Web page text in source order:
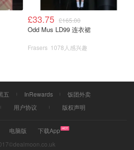
£33.75 £165.00
Odd Mus LD99 连衣裙
Frasers 1078人感兴趣
五 InRewards
饭团外卖
用户协议 版权声明
电脑版
下载App